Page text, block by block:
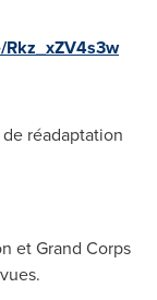
réadaptation
et Grand Corps